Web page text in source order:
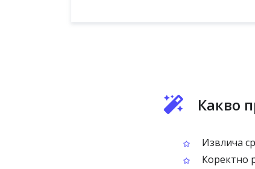
Какво
Извлича
Коректно